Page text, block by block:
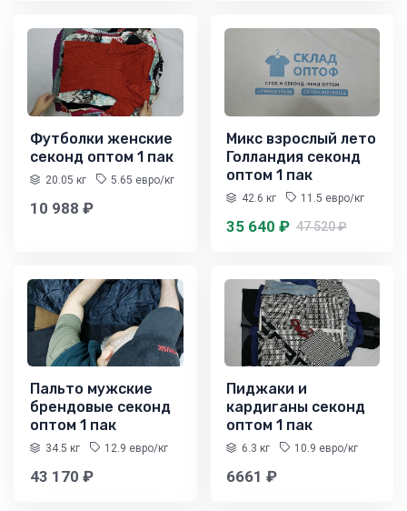
Футболки женские
секонд оптом 1 пак
20.05 кг 5.65 евро/кг
10 988 ₽
Микс взрослый лето
Голландия секонд
оптом 1 пак
42.6 кг 11.5 евро/кг
35 640 ₽ 47 520 ₽
Пальто мужские
брендовые секонд
оптом 1 пак
34.5 кг 12.9 евро/кг
43 170 ₽
Пиджаки и
кардиганы секонд
оптом 1 пак
6.3 кг 10.9 евро/кг
6661 ₽